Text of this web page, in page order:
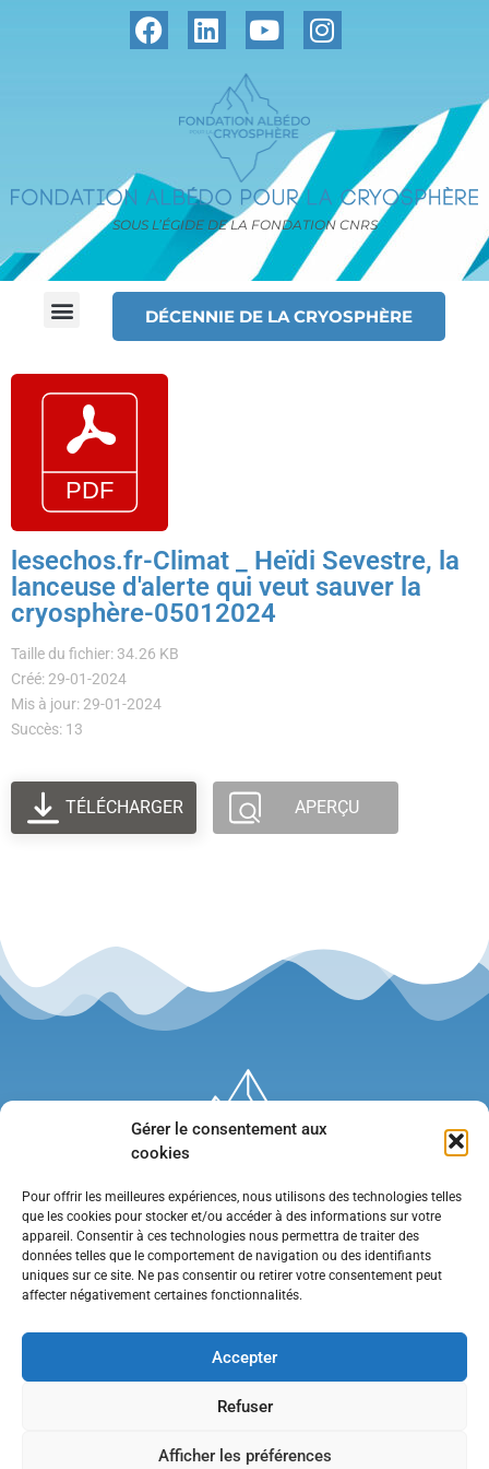
Gérer le consentement aux
cookies
Pour offrir les meilleures expériences, nous utilisons des technologies telles
que les cookies pour stocker et/ou accéder à des informations sur votre
appareil. Consentir à ces technologies nous permettra de traiter des
données telles que le comportement de navigation ou des identifiants
uniques sur ce site. Ne pas consentir ou retirer votre consentement peut
affecter négativement certaines fonctionnalités.
Accepter
Refuser
Afficher les préférences
SOUS L’ÉGIDE DE LA FONDATION CNRS
DÉCENNIE DE LA CRYOSPHÈRE
lesechos.fr-Climat _ Heïdi Sevestre, la
lanceuse d'alerte qui veut sauver la
cryosphère-05012024
Taille du fichier: 34.26 KB
Créé: 29-01-2024
Mis à jour: 29-01-2024
Succès: 13
TÉLÉCHARGER APERÇU
•Contact